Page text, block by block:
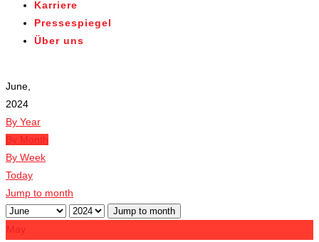
Karriere
Pressespiegel
Über uns
June,
2024
By Year
By Month
By Week
Today
Jump to month
Jump to month
May